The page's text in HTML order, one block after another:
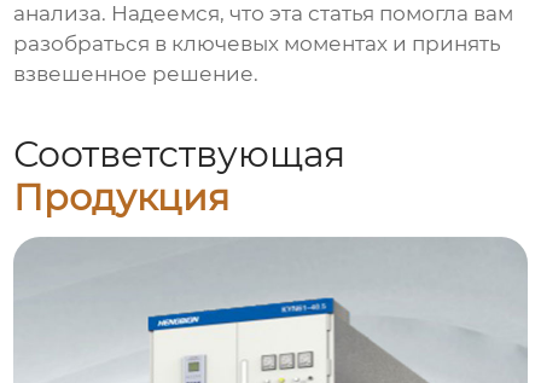
анализа. Надеемся, что эта статья помогла вам
разобраться в ключевых моментах и принять
взвешенное решение.
Соответствующая
Продукция